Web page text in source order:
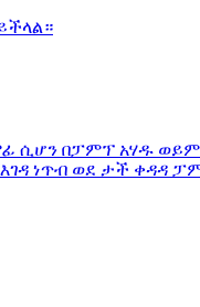
ሲሆን በፓምፕ አሃዱ
ነጥብ ወደ ታች ቀዳዳ